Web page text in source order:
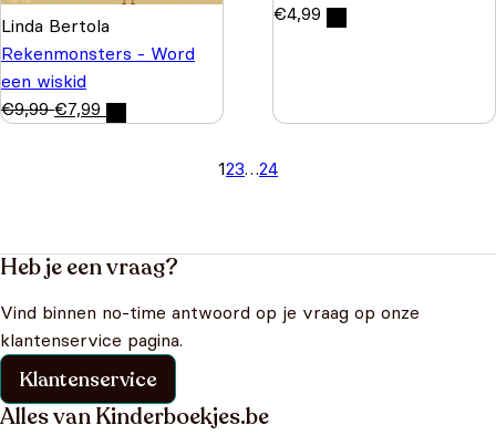
Linda Bertola
Rekenmonsters - Word
een wiskid
€9,99 €7,99
€4,99
123…24
Heb je een vraag?
Vind binnen no-time antwoord op je vraag op onze
klantenservice pagina.
Klantenservice
Alles van Kinderboekjes.be